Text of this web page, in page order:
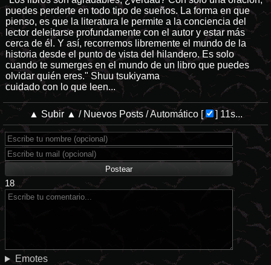
puedes perderte en todo tipo de sueños. La forma en que
pienso, es que la literatura le permite a la conciencia del
lector deleitarse profundamente con el autor y estar más
cerca de él. Y así, recorremos libremente el mundo de la
historia desde el punto de vista del hilandero. Es solo
cuando te sumerges en el mundo de un libro que puedes
olvidar quién eres." Shuu tsukiyama
cuidado con lo que leen...
▲ Subir ▲ / Nuevos Posts/Automático[ ] 10s...
18
Emotes